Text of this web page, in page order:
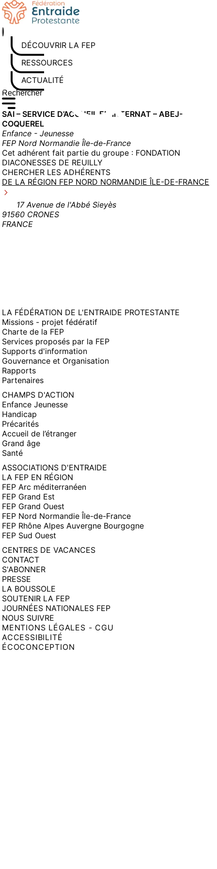
Aller
au
contenu
DÉCOUVRIR LA FEP
RESSOURCES
ACTUALITÉS
Rechercher sur le site
Saisissez au moins 3 caractères pour lancer la recherche
SAI – SERVICE D’ACCUEIL EN INTERNAT – ABEJ-
COQUEREL
Enfance - Jeunesse
FEP Nord Normandie Île-de-France
Cet adhérent fait partie du groupe : FONDATION
DIACONESSES DE REUILLY
CHERCHER LES ADHÉRENTS
DE LA RÉGION FEP NORD NORMANDIE ÎLE-DE-FRANCE
17 Avenue de l'Abbé Sieyès
91560 CRONES
FRANCE
LA FÉDÉRATION DE L'ENTRAIDE PROTESTANTE
Missions - projet fédératif
Charte de la FEP
Services proposés par la FEP
Supports d'information
Gouvernance et Organisation
Rapports
Partenaires
CHAMPS D'ACTION
Enfance Jeunesse
Handicap
Précarités
Accueil de l’étranger
Grand âge
Santé
ASSOCIATIONS D'ENTRAIDE
LA FEP EN RÉGION
FEP Arc méditerranéen
FEP Grand Est
FEP Grand Ouest
FEP Nord Normandie Île-de-France
FEP Rhône Alpes Auvergne Bourgogne
FEP Sud Ouest
CENTRES DE VACANCES
CONTACT
S'ABONNER
PRESSE
LA BOUSSOLE
SOUTENIR LA FEP
JOURNÉES NATIONALES FEP
NOUS SUIVRE
MENTIONS LÉGALES - CGU
ACCESSIBILITÉ
ÉCOCONCEPTION